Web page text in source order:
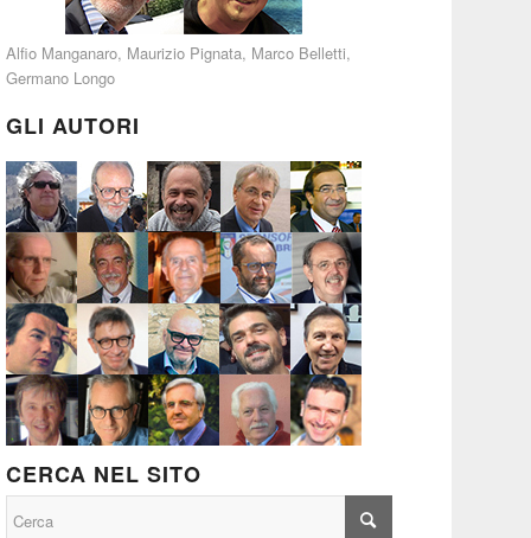
Alfio Manganaro, Maurizio Pignata, Marco Belletti,
Germano Longo
GLI AUTORI
CERCA NEL SITO